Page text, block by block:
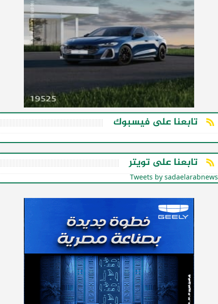
تابعنا على فيسبوك
تابعنا على تويتر
Tweets by sadaelarabnews